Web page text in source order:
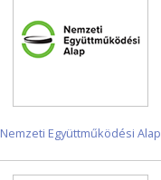
Nemzeti Együttműködési Alap